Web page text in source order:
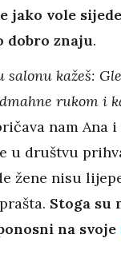
jako vole
dobro znaju.
salonu kažeš:
rukom i
nam Ana
u društvu
žene nisu
Stoga su
na svoje